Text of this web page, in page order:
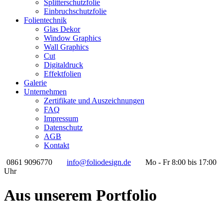
Splitterschutzfolie
Einbruchschutzfolie
Folientechnik
Glas Dekor
Window Graphics
Wall Graphics
Cut
Digitaldruck
Effektfolien
Galerie
Unternehmen
Zertifikate und Auszeichnungen
FAQ
Impressum
Datenschutz
AGB
Kontakt
0861 9096770
info@foliodesign.de
Mo - Fr 8:00 bis 17:00
Uhr
Aus unserem Portfolio